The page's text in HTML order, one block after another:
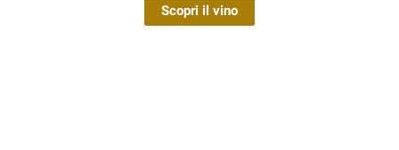
Scopri il vino